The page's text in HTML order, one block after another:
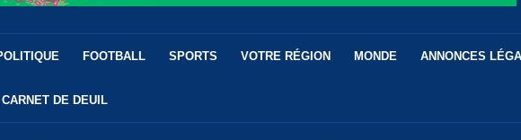
FOOTBALL SPORTS VOTRE RÉGION MONDE ANNONCES
CARNET DE DEUIL